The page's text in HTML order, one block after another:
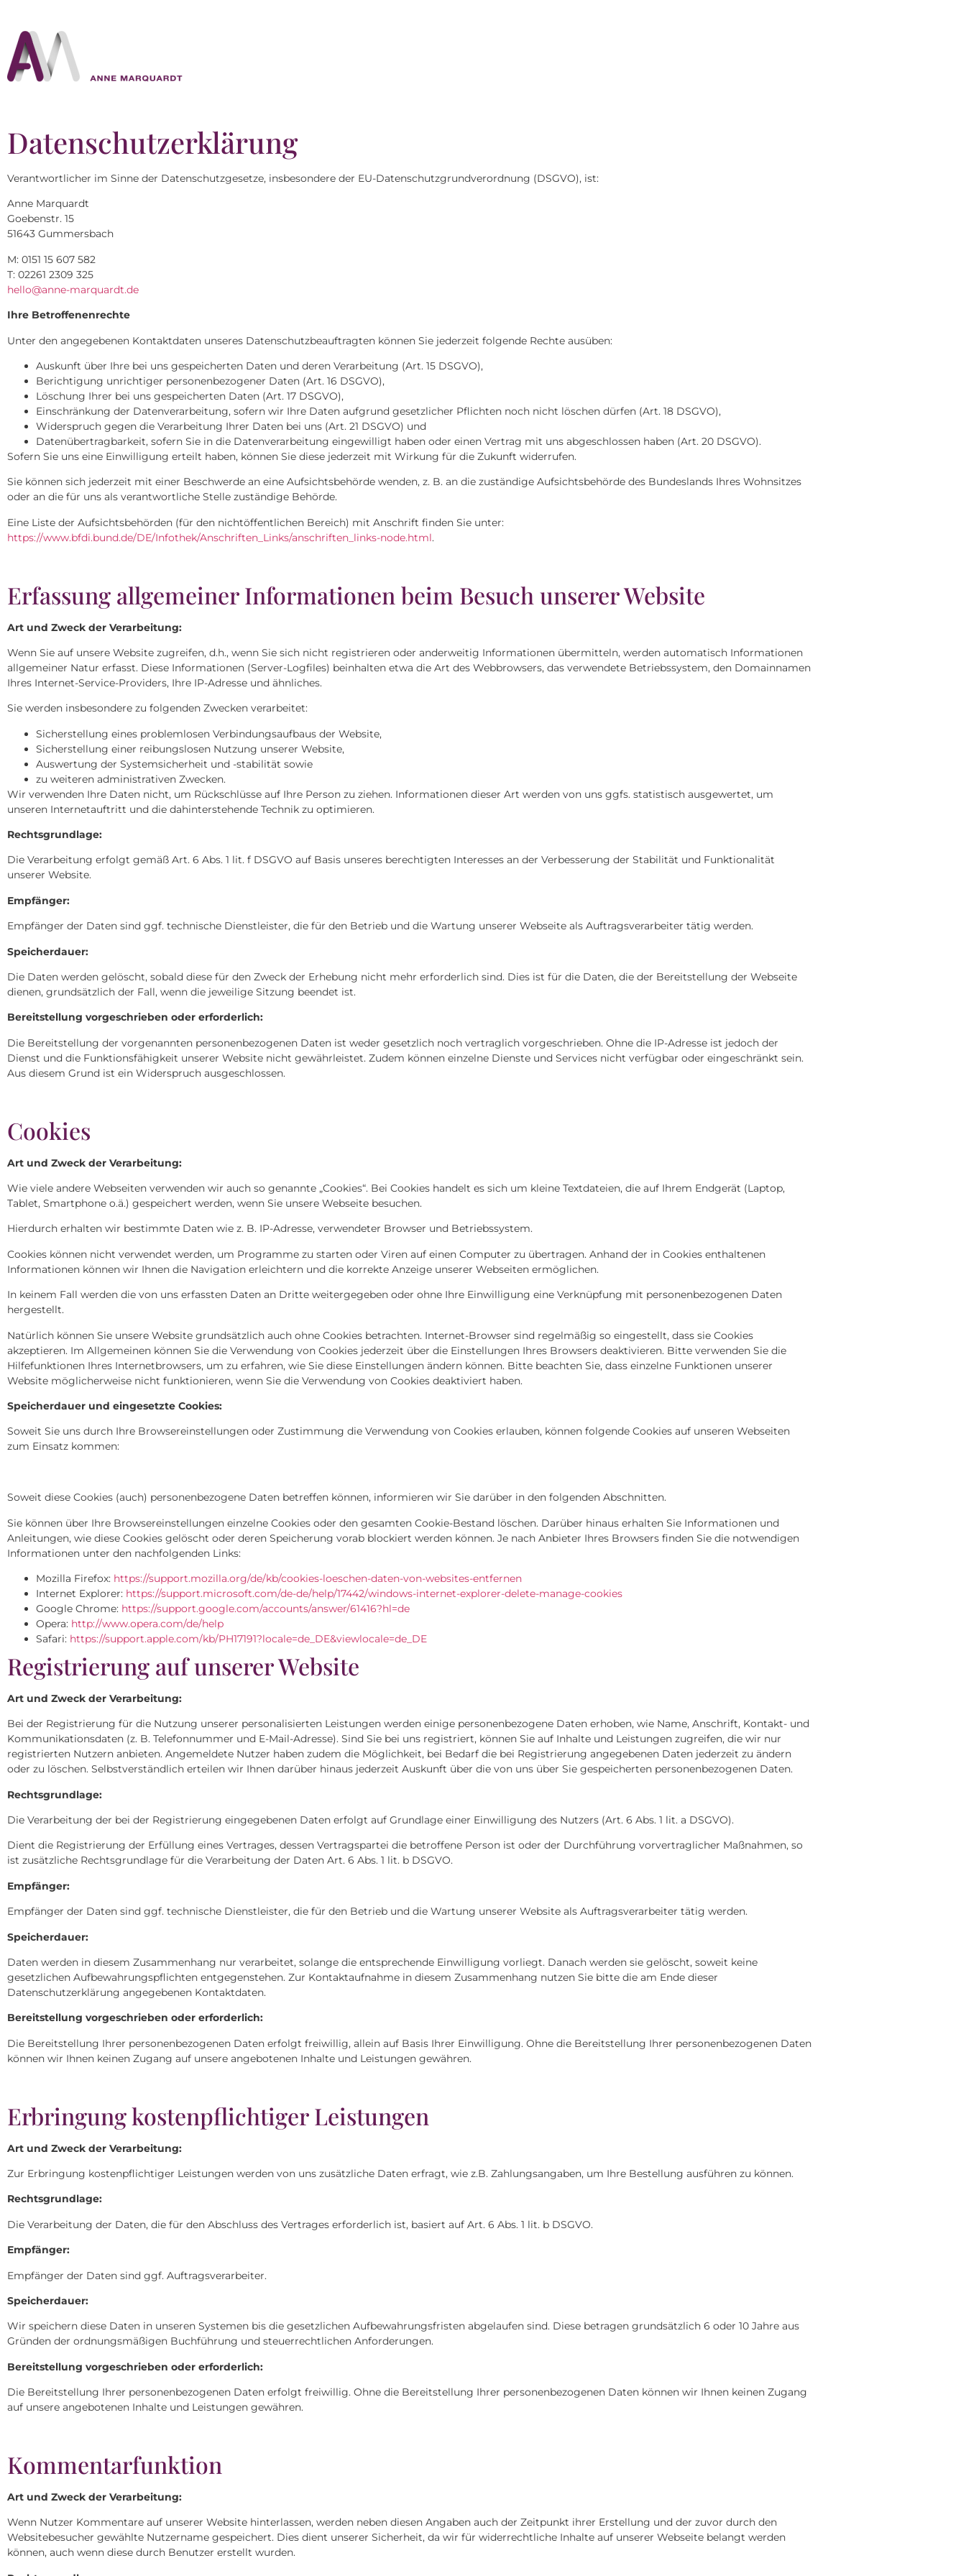
Datenschutzerklärung
Verantwortlicher im Sinne der Datenschutzgesetze, insbesondere der EU-Datenschutzgrundverordnung (DSGVO), ist:
Anne Marquardt
Goebenstr. 15
51643 Gummersbach
M: 0151 15 607 582
T: 02261 2309 325
hello@anne-marquardt.de
Ihre Betroffenenrechte
Unter den angegebenen Kontaktdaten unseres Datenschutzbeauftragten können Sie jederzeit folgende Rechte ausüben:
Auskunft über Ihre bei uns gespeicherten Daten und deren Verarbeitung (Art. 15 DSGVO),
Berichtigung unrichtiger personenbezogener Daten (Art. 16 DSGVO),
Löschung Ihrer bei uns gespeicherten Daten (Art. 17 DSGVO),
Einschränkung der Datenverarbeitung, sofern wir Ihre Daten aufgrund gesetzlicher Pflichten noch nicht löschen dürfen (Art. 18 DSGVO),
Widerspruch gegen die Verarbeitung Ihrer Daten bei uns (Art. 21 DSGVO) und
Datenübertragbarkeit, sofern Sie in die Datenverarbeitung eingewilligt haben oder einen Vertrag mit uns abgeschlossen haben (Art. 20 DSGVO).
Sofern Sie uns eine Einwilligung erteilt haben, können Sie diese jederzeit mit Wirkung für die Zukunft widerrufen.
Sie können sich jederzeit mit einer Beschwerde an eine Aufsichtsbehörde wenden, z. B. an die zuständige Aufsichtsbehörde des Bundeslands Ihres Wohnsitzes
oder an die für uns als verantwortliche Stelle zuständige Behörde.
Eine Liste der Aufsichtsbehörden (für den nichtöffentlichen Bereich) mit Anschrift finden Sie unter:
https://www.bfdi.bund.de/DE/Infothek/Anschriften_Links/anschriften_links-node.html.
Erfassung allgemeiner Informationen beim Besuch unserer Website
Art und Zweck der Verarbeitung:
Wenn Sie auf unsere Website zugreifen, d.h., wenn Sie sich nicht registrieren oder anderweitig Informationen übermitteln, werden automatisch Informationen
allgemeiner Natur erfasst. Diese Informationen (Server-Logfiles) beinhalten etwa die Art des Webbrowsers, das verwendete Betriebssystem, den Domainnamen
Ihres Internet-Service-Providers, Ihre IP-Adresse und ähnliches.
Sie werden insbesondere zu folgenden Zwecken verarbeitet:
Sicherstellung eines problemlosen Verbindungsaufbaus der Website,
Sicherstellung einer reibungslosen Nutzung unserer Website,
Auswertung der Systemsicherheit und -stabilität sowie
zu weiteren administrativen Zwecken.
Wir verwenden Ihre Daten nicht, um Rückschlüsse auf Ihre Person zu ziehen. Informationen dieser Art werden von uns ggfs. statistisch ausgewertet, um
unseren Internetauftritt und die dahinterstehende Technik zu optimieren.
Rechtsgrundlage:
Die Verarbeitung erfolgt gemäß Art. 6 Abs. 1 lit. f DSGVO auf Basis unseres berechtigten Interesses an der Verbesserung der Stabilität und Funktionalität
unserer Website.
Empfänger:
Empfänger der Daten sind ggf. technische Dienstleister, die für den Betrieb und die Wartung unserer Webseite als Auftragsverarbeiter tätig werden.
Speicherdauer:
Die Daten werden gelöscht, sobald diese für den Zweck der Erhebung nicht mehr erforderlich sind. Dies ist für die Daten, die der Bereitstellung der Webseite
dienen, grundsätzlich der Fall, wenn die jeweilige Sitzung beendet ist.
Bereitstellung vorgeschrieben oder erforderlich:
Die Bereitstellung der vorgenannten personenbezogenen Daten ist weder gesetzlich noch vertraglich vorgeschrieben. Ohne die IP-Adresse ist jedoch der
Dienst und die Funktionsfähigkeit unserer Website nicht gewährleistet. Zudem können einzelne Dienste und Services nicht verfügbar oder eingeschränkt sein.
Aus diesem Grund ist ein Widerspruch ausgeschlossen.
Cookies
Art und Zweck der Verarbeitung:
Wie viele andere Webseiten verwenden wir auch so genannte „Cookies“. Bei Cookies handelt es sich um kleine Textdateien, die auf Ihrem Endgerät (Laptop,
Tablet, Smartphone o.ä.) gespeichert werden, wenn Sie unsere Webseite besuchen.
Hierdurch erhalten wir bestimmte Daten wie z. B. IP-Adresse, verwendeter Browser und Betriebssystem.
Cookies können nicht verwendet werden, um Programme zu starten oder Viren auf einen Computer zu übertragen. Anhand der in Cookies enthaltenen
Informationen können wir Ihnen die Navigation erleichtern und die korrekte Anzeige unserer Webseiten ermöglichen.
In keinem Fall werden die von uns erfassten Daten an Dritte weitergegeben oder ohne Ihre Einwilligung eine Verknüpfung mit personenbezogenen Daten
hergestellt.
Natürlich können Sie unsere Website grundsätzlich auch ohne Cookies betrachten. Internet-Browser sind regelmäßig so eingestellt, dass sie Cookies
akzeptieren. Im Allgemeinen können Sie die Verwendung von Cookies jederzeit über die Einstellungen Ihres Browsers deaktivieren. Bitte verwenden Sie die
Hilfefunktionen Ihres Internetbrowsers, um zu erfahren, wie Sie diese Einstellungen ändern können. Bitte beachten Sie, dass einzelne Funktionen unserer
Website möglicherweise nicht funktionieren, wenn Sie die Verwendung von Cookies deaktiviert haben.
Speicherdauer und eingesetzte Cookies:
Soweit Sie uns durch Ihre Browsereinstellungen oder Zustimmung die Verwendung von Cookies erlauben, können folgende Cookies auf unseren Webseiten
zum Einsatz kommen:
Soweit diese Cookies (auch) personenbezogene Daten betreffen können, informieren wir Sie darüber in den folgenden Abschnitten.
Sie können über Ihre Browsereinstellungen einzelne Cookies oder den gesamten Cookie-Bestand löschen. Darüber hinaus erhalten Sie Informationen und
Anleitungen, wie diese Cookies gelöscht oder deren Speicherung vorab blockiert werden können. Je nach Anbieter Ihres Browsers finden Sie die notwendigen
Informationen unter den nachfolgenden Links:
Mozilla Firefox: https://support.mozilla.org/de/kb/cookies-loeschen-daten-von-websites-entfernen
Internet Explorer: https://support.microsoft.com/de-de/help/17442/windows-internet-explorer-delete-manage-cookies
Google Chrome: https://support.google.com/accounts/answer/61416?hl=de
Opera: http://www.opera.com/de/help
Safari: https://support.apple.com/kb/PH17191?locale=de_DE&viewlocale=de_DE
Registrierung auf unserer Website
Art und Zweck der Verarbeitung:
Bei der Registrierung für die Nutzung unserer personalisierten Leistungen werden einige personenbezogene Daten erhoben, wie Name, Anschrift, Kontakt- und
Kommunikationsdaten (z. B. Telefonnummer und E-Mail-Adresse). Sind Sie bei uns registriert, können Sie auf Inhalte und Leistungen zugreifen, die wir nur
registrierten Nutzern anbieten. Angemeldete Nutzer haben zudem die Möglichkeit, bei Bedarf die bei Registrierung angegebenen Daten jederzeit zu ändern
oder zu löschen. Selbstverständlich erteilen wir Ihnen darüber hinaus jederzeit Auskunft über die von uns über Sie gespeicherten personenbezogenen Daten.
Rechtsgrundlage:
Die Verarbeitung der bei der Registrierung eingegebenen Daten erfolgt auf Grundlage einer Einwilligung des Nutzers (Art. 6 Abs. 1 lit. a DSGVO).
Dient die Registrierung der Erfüllung eines Vertrages, dessen Vertragspartei die betroffene Person ist oder der Durchführung vorvertraglicher Maßnahmen, so
ist zusätzliche Rechtsgrundlage für die Verarbeitung der Daten Art. 6 Abs. 1 lit. b DSGVO.
Empfänger:
Empfänger der Daten sind ggf. technische Dienstleister, die für den Betrieb und die Wartung unserer Website als Auftragsverarbeiter tätig werden.
Speicherdauer:
Daten werden in diesem Zusammenhang nur verarbeitet, solange die entsprechende Einwilligung vorliegt. Danach werden sie gelöscht, soweit keine
gesetzlichen Aufbewahrungspflichten entgegenstehen. Zur Kontaktaufnahme in diesem Zusammenhang nutzen Sie bitte die am Ende dieser
Datenschutzerklärung angegebenen Kontaktdaten.
Bereitstellung vorgeschrieben oder erforderlich:
Die Bereitstellung Ihrer personenbezogenen Daten erfolgt freiwillig, allein auf Basis Ihrer Einwilligung. Ohne die Bereitstellung Ihrer personenbezogenen Daten
können wir Ihnen keinen Zugang auf unsere angebotenen Inhalte und Leistungen gewähren.
Erbringung kostenpflichtiger Leistungen
Art und Zweck der Verarbeitung:
Zur Erbringung kostenpflichtiger Leistungen werden von uns zusätzliche Daten erfragt, wie z.B. Zahlungsangaben, um Ihre Bestellung ausführen zu können.
Rechtsgrundlage:
Die Verarbeitung der Daten, die für den Abschluss des Vertrages erforderlich ist, basiert auf Art. 6 Abs. 1 lit. b DSGVO.
Empfänger:
Empfänger der Daten sind ggf. Auftragsverarbeiter.
Speicherdauer:
Wir speichern diese Daten in unseren Systemen bis die gesetzlichen Aufbewahrungsfristen abgelaufen sind. Diese betragen grundsätzlich 6 oder 10 Jahre aus
Gründen der ordnungsmäßigen Buchführung und steuerrechtlichen Anforderungen.
Bereitstellung vorgeschrieben oder erforderlich:
Die Bereitstellung Ihrer personenbezogenen Daten erfolgt freiwillig. Ohne die Bereitstellung Ihrer personenbezogenen Daten können wir Ihnen keinen Zugang
auf unsere angebotenen Inhalte und Leistungen gewähren.
Kommentarfunktion
Art und Zweck der Verarbeitung:
Wenn Nutzer Kommentare auf unserer Website hinterlassen, werden neben diesen Angaben auch der Zeitpunkt ihrer Erstellung und der zuvor durch den
Websitebesucher gewählte Nutzername gespeichert. Dies dient unserer Sicherheit, da wir für widerrechtliche Inhalte auf unserer Webseite belangt werden
können, auch wenn diese durch Benutzer erstellt wurden.